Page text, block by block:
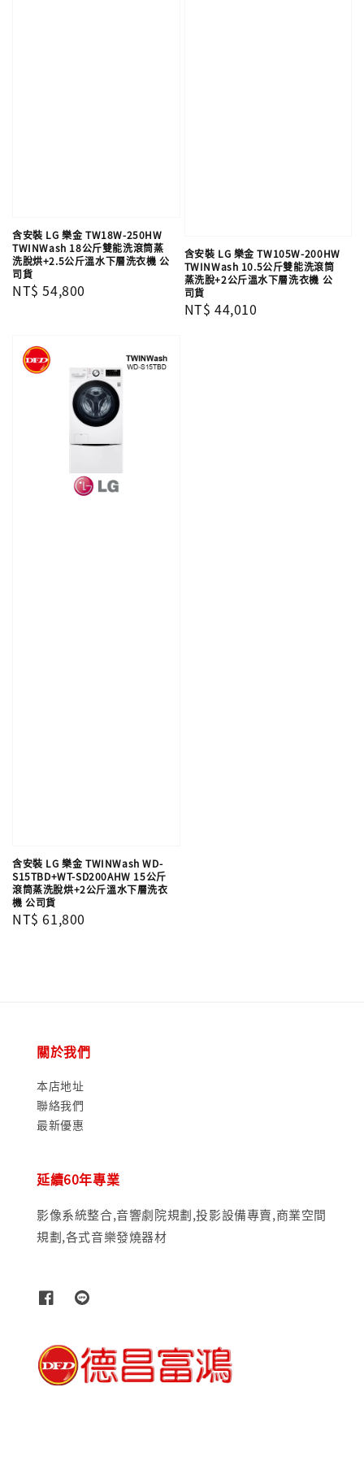
含安裝 LG 樂金 TW18W-250HW
TWINWash 18公斤雙能洗滾筒蒸
洗脫烘+2.5公斤溫水下層洗衣機 公
司貨
Regular
NT$ 54,800
含安裝 LG 樂金 TW105W-200HW
TWINWash 10.5公斤雙能洗滾筒
蒸洗脫+2公斤溫水下層洗衣機 公
司貨
Regular
NT$ 44,010
含安裝 LG 樂金 TWINWash WD-
S15TBD+WT-SD200AHW 15公斤
滾筒蒸洗脫烘+2公斤溫水下層洗衣
機 公司貨
Regular
NT$ 61,800
關於我們
本店地址
聯絡我們
最新優惠
延續60年專業
影像系統整合,音響劇院規劃,投影設備專賣,商業空間
規劃,各式音樂發燒器材